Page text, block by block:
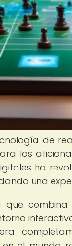
de
los
ha
una
que